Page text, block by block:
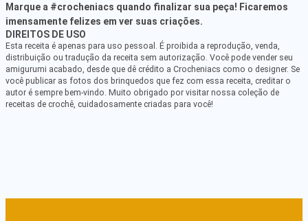
Marque a #crocheniacs quando finalizar sua peça! Ficaremos
imensamente felizes em ver suas criações.
DIREITOS DE USO
Esta receita é apenas para uso pessoal. É proibida a reprodução, venda,
distribuição ou tradução da receita sem autorização. Você pode vender seu
amigurumi acabado, desde que dê crédito a Crocheniacs como o designer. Se
você publicar as fotos dos brinquedos que fez com essa receita, creditar o
autor é sempre bem-vindo. Muito obrigado por visitar nossa coleção de
receitas de crochê, cuidadosamente criadas para você!